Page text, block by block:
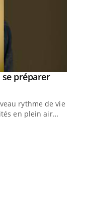
se préparer
rythme de vie !
en plein air…